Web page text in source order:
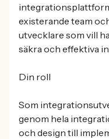
existerande team
utvecklare som vill
säkra och effektiva
Din roll
Som
genom hela
och design till